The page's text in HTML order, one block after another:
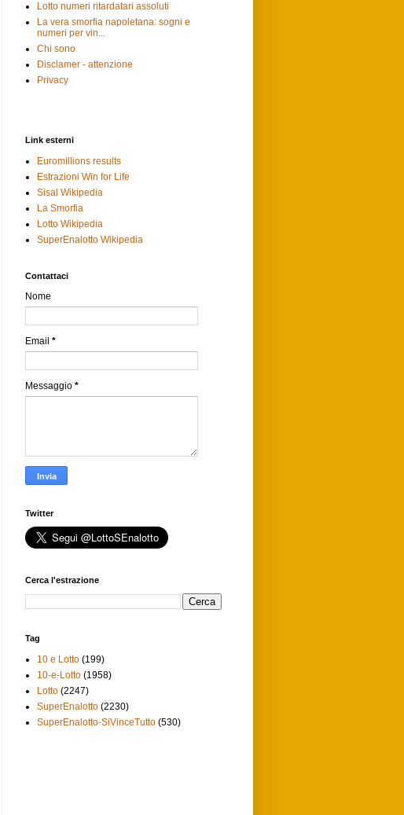
Lotto numeri ritardatari assoluti
La vera smorfia napoletana: sogni e
numeri per vin...
Chi sono
Disclamer - attenzione
Privacy
Link esterni
Euromillions results
Estrazioni Win for Life
Sisal Wikipedia
La Smorfia
Lotto Wikipedia
SuperEnalotto Wikipedia
Contattaci
Nome
Email *
Messaggio *
Twitter
Cerca l'estrazione
Tag
10 e Lotto (199)
10-e-Lotto (1958)
Lotto (2247)
SuperEnalotto (2230)
SuperEnalotto-SiVinceTutto (530)